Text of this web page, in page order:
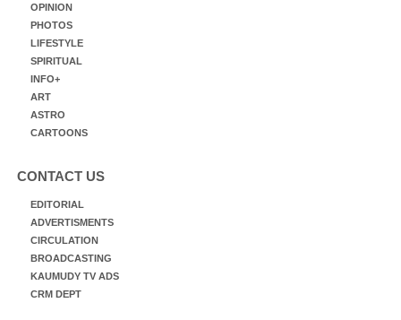
OPINION
PHOTOS
LIFESTYLE
SPIRITUAL
INFO+
ART
ASTRO
CARTOONS
CONTACT US
EDITORIAL
ADVERTISMENTS
CIRCULATION
BROADCASTING
KAUMUDY TV ADS
CRM DEPT